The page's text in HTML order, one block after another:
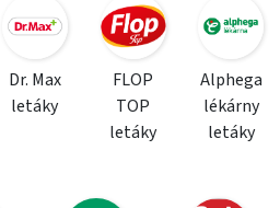
Dr. Max
letáky
FLOP
TOP
letáky
Alphega
lékárny
letáky